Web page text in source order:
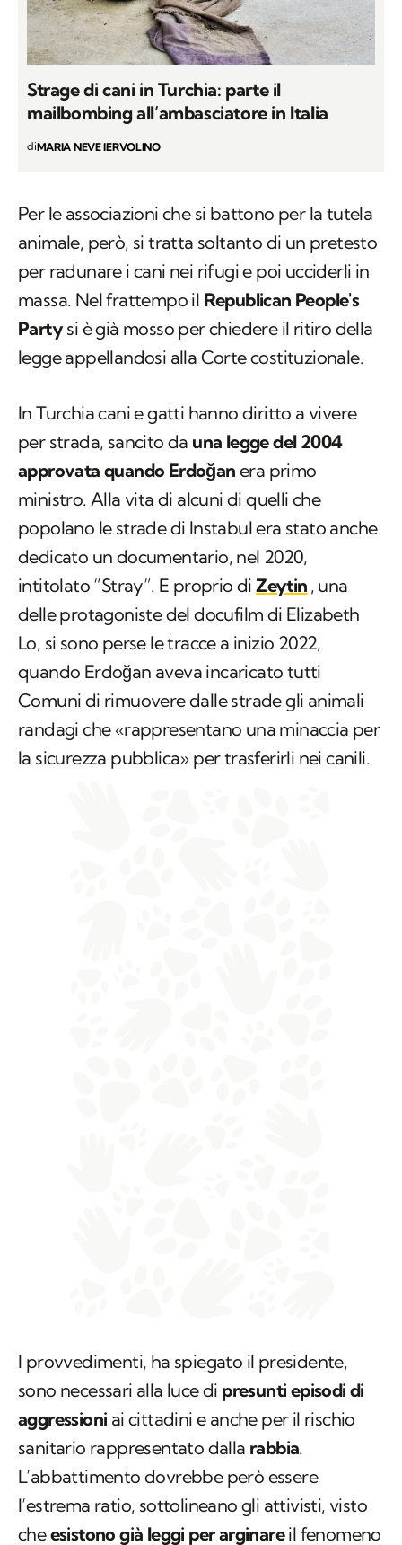
Strage di cani in Turchia: parte il
mailbombing all’ambasciatore in Italia
diMARIA NEVE IERVOLINO
Per le associazioni che si battono per la tutela
animale, però, si tratta soltanto di un pretesto
per radunare i cani nei rifugi e poi ucciderli in
massa. Nel frattempo il Republican People's
Partysi è già mosso per chiedere il ritiro della
legge appellandosi alla Corte costituzionale.
In Turchia cani e gatti hanno diritto a vivere
per strada, sancito da una legge del 2004
approvata quando Erdoğan era primo
ministro. Alla vita di alcuni di quelli che
popolano le strade di Instabul era stato anche
dedicato un documentario, nel 2020,
intitolato “Stray”. E proprio diZeytin , una
delle protagoniste del docufilm di Elizabeth
Lo, si sono perse le tracce a inizio 2022,
quando Erdoğan aveva incaricato tutti
Comuni di rimuovere dalle strade gli animali
randagi che «rappresentano una minaccia per
la sicurezza pubblica» per trasferirli nei canili.
I provvedimenti, ha spiegato il presidente,
sono necessari alla luce di presunti episodi di
aggressioni ai cittadini e anche per il rischio
sanitario rappresentato dalla rabbia.
L’abbattimento dovrebbe però essere
l’estrema ratio, sottolineano gli attivisti, visto
cheesistono già leggi per arginareil fenomeno